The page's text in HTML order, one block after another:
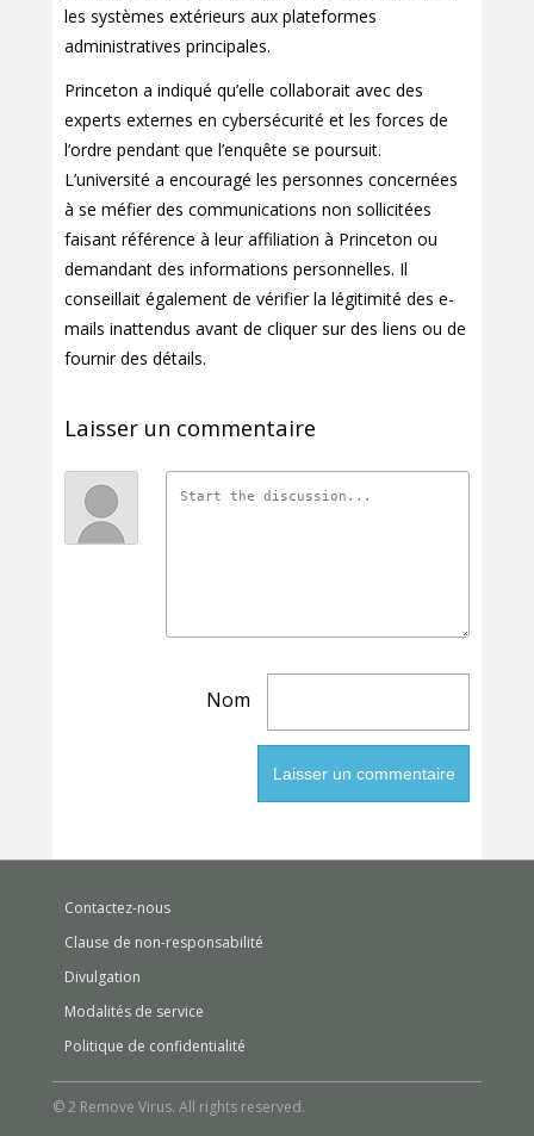
les systèmes extérieurs aux plateformes
administratives principales.
Princeton a indiqué qu’elle collaborait avec des
experts externes en cybersécurité et les forces de
l’ordre pendant que l’enquête se poursuit.
L’université a encouragé les personnes concernées
à se méfier des communications non sollicitées
faisant référence à leur affiliation à Princeton ou
demandant des informations personnelles. Il
conseillait également de vérifier la légitimité des e-
mails inattendus avant de cliquer sur des liens ou de
fournir des détails.
Laisser un commentaire
Nom
Contactez-nous
Clause de non-responsabilité
Divulgation
Modalités de service
Politique de confidentialité
© 2 Remove Virus. All rights reserved.